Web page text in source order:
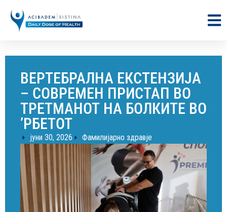
ВЕРТЕБРАЛНА ЕКСТЕНЗИЈА
– СОВРЕМЕН ПРИСТАП ВО
ТРЕТМАНОТ НА БОЛКИТЕ ВО
’РБЕТОТ
јуни 30, 2026 Фамилијарно здравје